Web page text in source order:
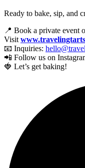
Ready to bake, sip, and
📍 Book a private event
Visit
📧 Inquiries:
📲 Follow us on
🍓 Let’s get baking!